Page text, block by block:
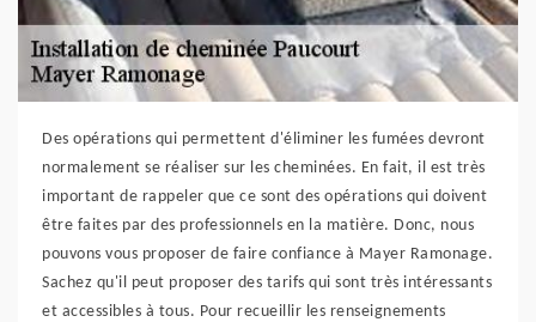
Des opérations qui permettent d'éliminer les fumées devront
normalement se réaliser sur les cheminées. En fait, il est très
important de rappeler que ce sont des opérations qui doivent
être faites par des professionnels en la matière. Donc, nous
pouvons vous proposer de faire confiance à Mayer Ramonage.
Sachez qu'il peut proposer des tarifs qui sont très intéressants
et accessibles à tous. Pour recueillir les renseignements